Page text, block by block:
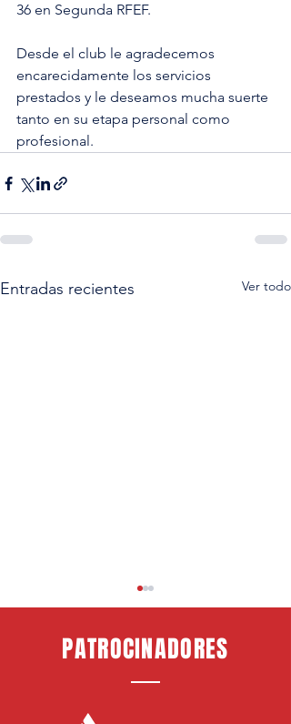
36 en Segunda RFEF.
Desde el club le agradecemos
encarecidamente los servicios
prestados y le deseamos mucha suerte
tanto en su etapa personal como
profesional.
Entradas recientes Ver todo
PATROCINADORES